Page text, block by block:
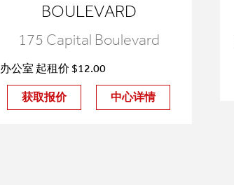
BOULEVARD
175 Capital Boulevard
办公室 起租价 $12.00
获取报价 中心详情